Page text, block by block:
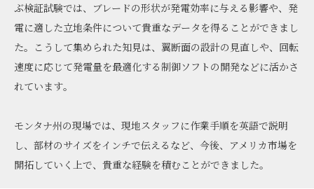
ぶ検証試験では、ブレードの形状が発電効率に与える影響や、発
電に適した立地条件について貴重なデータを得ることができまし
た。こうして集められた知見は、翼断面の設計の見直しや、回転
速度に応じて発電量を最適化する制御ソフトの開発などに活かさ
れています｡
モンタナ州の現場では、現地スタッフに作業手順を英語で説明
し、部材のサイズをインチで伝えるなど、今後、アメリカ市場を
開拓していく上で、貴重な経験を積むことができました｡